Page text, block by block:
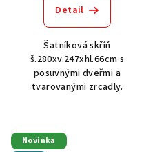
Detail
Šatníková skříň
š.280xv.247xhl.66cm s
posuvnými dveřmi a
tvarovanými zrcadly.
Novinka